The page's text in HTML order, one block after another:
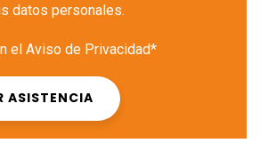
datos personales.
el Aviso de Privacidad*